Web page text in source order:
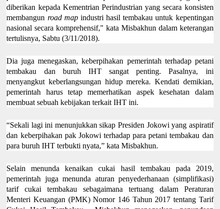
diberikan kepada Kementrian Perindustrian yang secara konsisten
membangun road mapindustri hasil tembakau untuk kepentingan
nasional secara komprehensif," kata Misbakhun dalam keterangan
tertulisnya, Sabtu (3/11/2018).
Dia juga menegaskan, keberpihakan pemerintah terhadap petani
tembakau dan buruh IHT sangat penting. Pasalnya, ini
menyangkut keberlangsungan hidup mereka. Kendati demikian,
pemerintah harus tetap memerhatikan aspek kesehatan dalam
membuat sebuah kebijakan terkait IHT ini.
“Sekali lagi ini menunjukkan sikap Presiden Jokowi yang aspiratif
dan keberpihakan pak Jokowi terhadap para petani tembakau dan
para buruh IHT terbukti nyata,” kata Misbakhun.
Selain menunda kenaikan cukai hasil tembakau pada 2019,
pemerintah juga menunda aturan penyederhanaan (simplifikasi)
tarif cukai tembakau sebagaimana tertuang dalam Peraturan
Menteri Keuangan (PMK) Nomor 146 Tahun 2017 tentang Tarif